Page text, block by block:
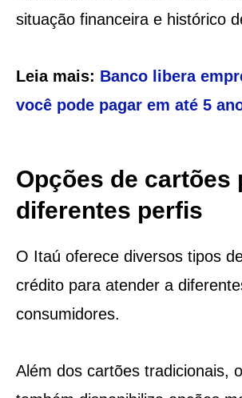
situação financeira e histórico
Leia mais: Banco libera
você pode pagar em até 5
Opções de cartões
diferentes perfis
O Itaú oferece diversos tipos
crédito para atender a
consumidores.
Além dos cartões tradicionais,